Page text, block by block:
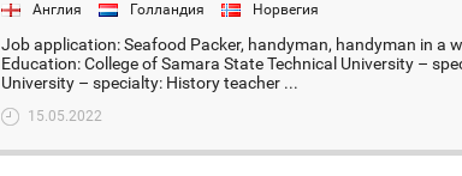
Англия Голландия Норвегия
Job application: Seafood Packer, handyman, handyman in a
Education: College of Samara State Technical University –
University – specialty: History teacher ...
15.05.2022